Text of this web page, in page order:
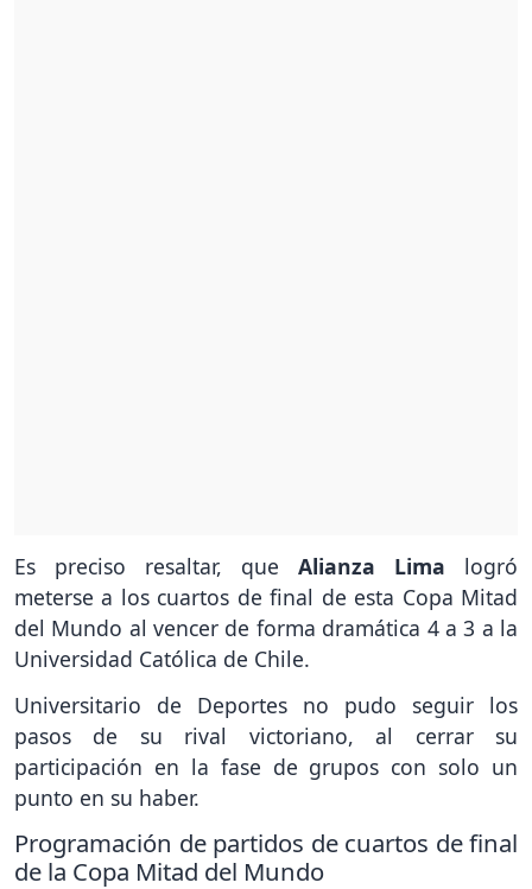
Es preciso resaltar, que Alianza Lima logró
meterse a los cuartos de final de esta Copa Mitad
del Mundo al vencer de forma dramática 4 a 3 a la
Universidad Católica de Chile.
Universitario de Deportes no pudo seguir los
pasos de su rival victoriano, al cerrar su
participación en la fase de grupos con solo un
punto en su haber.
Programación de partidos de cuartos de final
de la Copa Mitad del Mundo